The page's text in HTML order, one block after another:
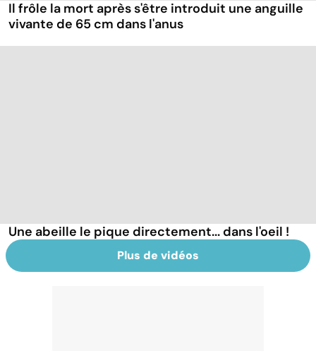
Il frôle la mort après s'être introduit une anguille
vivante de 65 cm dans l'anus
Une abeille le pique directement... dans l'oeil !
Plus de vidéos